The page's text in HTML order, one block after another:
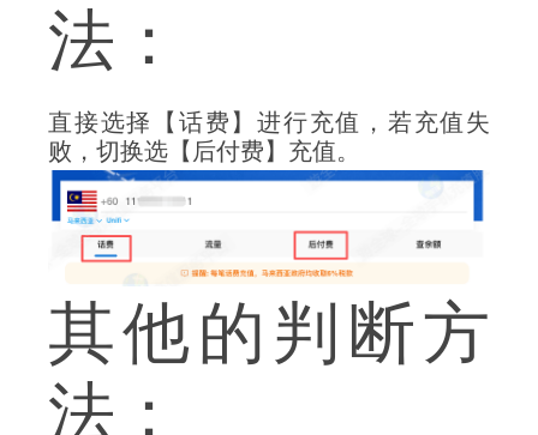
法：
直接选择【话费】进行充值，若充值失
败，切换选【后付费】充值。
其他的判断方
法：